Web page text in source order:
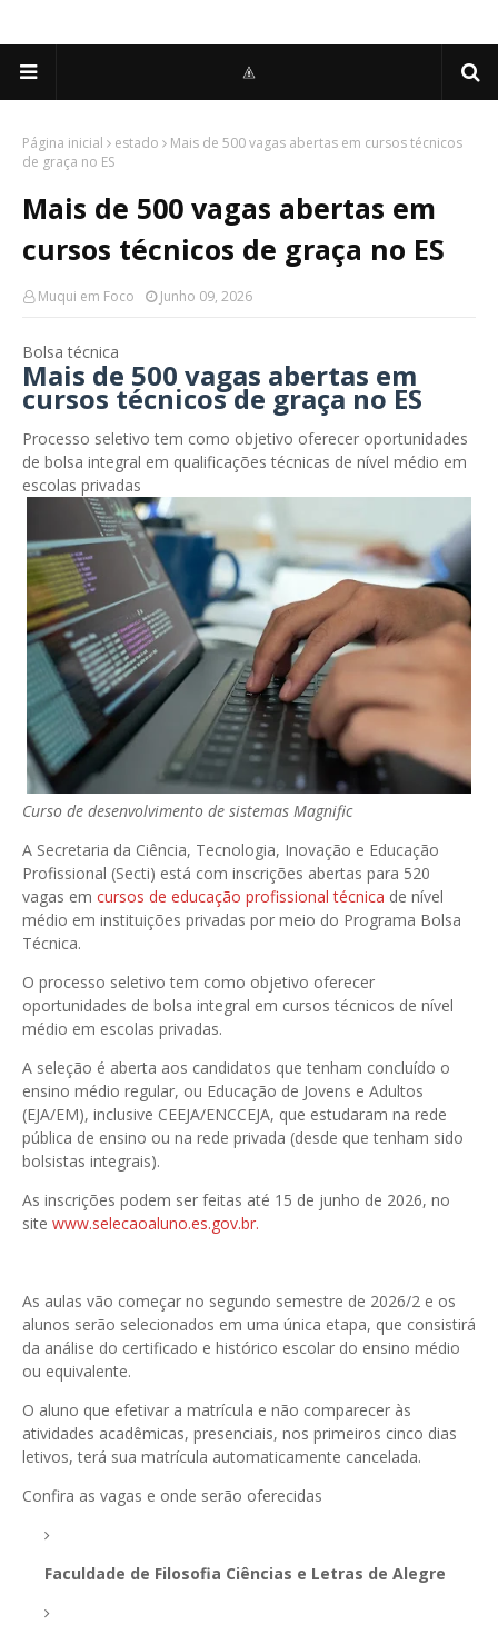
Página inicial estado
Mais de 500 vagas abertas em cursos técnicos
de graça no ES
Mais de 500 vagas abertas em
cursos técnicos de graça no ES
Muqui em Foco Junho 09, 2026
Bolsa técnica
Mais de 500 vagas abertas em
cursos técnicos de graça no ES
Processo seletivo tem como objetivo oferecer oportunidades
de bolsa integral em qualificações técnicas de nível médio em
escolas privadas
Curso de desenvolvimento de sistemas Magnific
A Secretaria da Ciência, Tecnologia, Inovação e Educação
Profissional (Secti) está com inscrições abertas para 520
vagas em cursos de educação profissional técnica de nível
médio em instituições privadas por meio do Programa Bolsa
Técnica.
O processo seletivo tem como objetivo oferecer
oportunidades de bolsa integral em cursos técnicos de nível
médio em escolas privadas.
A seleção é aberta aos candidatos que tenham concluído o
ensino médio regular, ou Educação de Jovens e Adultos
(EJA/EM), inclusive CEEJA/ENCCEJA, que estudaram na rede
pública de ensino ou na rede privada (desde que tenham sido
bolsistas integrais).
As inscrições podem ser feitas até 15 de junho de 2026, no
site www.selecaoaluno.es.gov.br.
As aulas vão começar no segundo semestre de 2026/2 e os
alunos serão selecionados em uma única etapa, que consistirá
da análise do certificado e histórico escolar do ensino médio
ou equivalente.
O aluno que efetivar a matrícula e não comparecer às
atividades acadêmicas, presenciais, nos primeiros cinco dias
letivos, terá sua matrícula automaticamente cancelada.
Confira as vagas e onde serão oferecidas
Faculdade de Filosofia Ciências e Letras de Alegre